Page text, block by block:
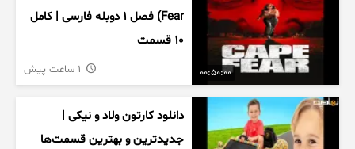
00:50:00
Fear) فصل ۱ دوبله فارسی | کامل
۱۰ قسمت
دانلود کارتون ولاد و نیکی |
جدیدترین و بهترین قسمت‌ها